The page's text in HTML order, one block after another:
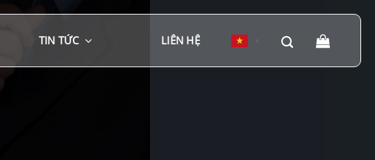
TIN TỨC LIÊN HỆ